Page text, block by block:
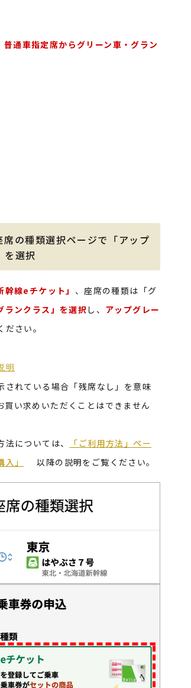
通車指定席からグリーン車・グラン
席の種類選択ページで「アップ
を選択
幹線eチケット」 、座席の種類は「グ
ランクラス」を選択し、 アップグレー
ださい。
明
れている場合「残席なし」を意味
買い求めいただくことはできません
については、
「ご利用方法」ペー
」
以降の説明をご覧ください。